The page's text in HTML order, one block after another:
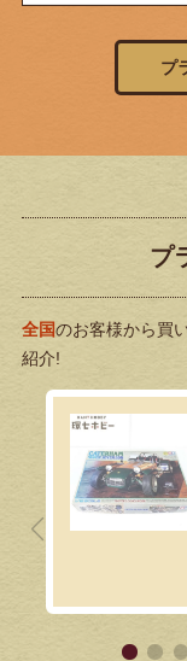
プ
プ
全国のお客様から買
紹介!